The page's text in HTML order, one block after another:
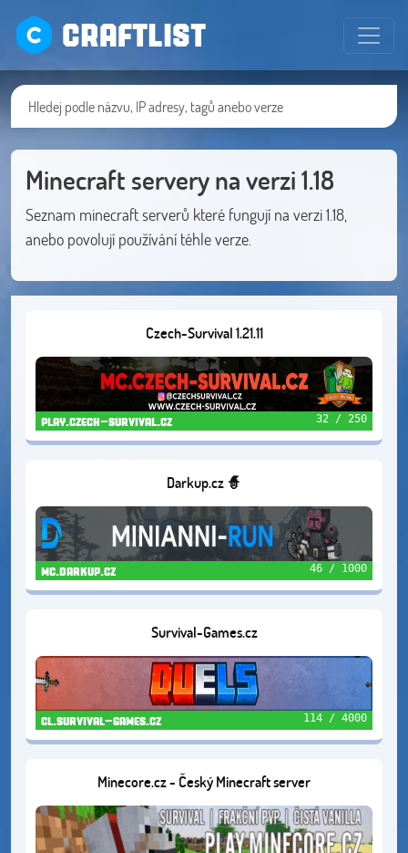
CRAFTLIST
Minecraft servery na verzi 1.18
Seznam minecraft serverů které fungují na verzi 1.18,
anebo povolují používání téhle verze.
Czech-Survival 1.21.11
play.czech-survival.cz 32 / 250
Darkup.cz 🧙
mc.darkup.cz 46 / 1000
Survival-Games.cz
cl.survival-games.cz 114 / 4000
Minecore.cz - Český Minecraft server